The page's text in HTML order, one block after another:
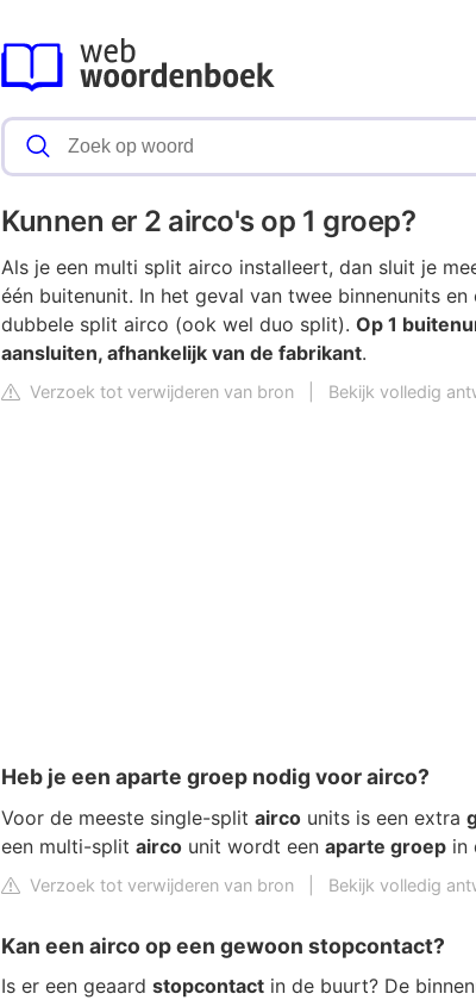
Kunnen er 2 airco's op 1 groep?
Als je een multi split airco installeert, dan sluit je
één buitenunit. In het geval van twee binnenunits
dubbele split airco (ook wel duo split). Op 1
aansluiten, afhankelijk van de fabrikant.
Verzoek tot verwijderen van bron Bekijk volledig
Heb je een aparte groep nodig voor airco?
Voor de meeste single-split airco units is een extra
een multi-split airco unit wordt een aparte groep in
Verzoek tot verwijderen van bron Bekijk volledig
Kan een airco op een gewoon stopcontact?
Is er een geaard stopcontact in de buurt? De